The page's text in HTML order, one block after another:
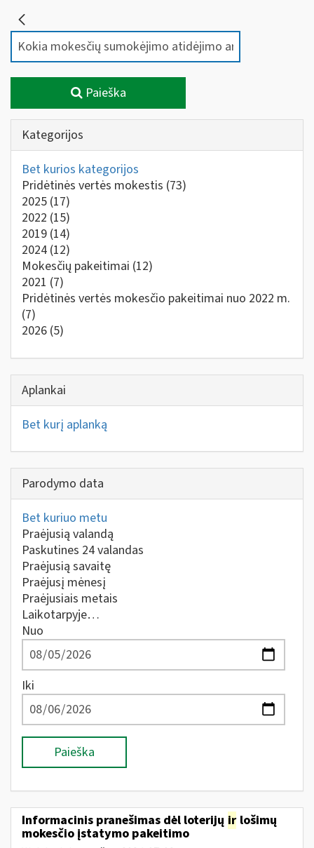
Paieška
Kategorijos
Bet kurios kategorijos
Pridėtinės vertės mokestis (73)
2025 (17)
2022 (15)
2019 (14)
2024 (12)
Mokesčių pakeitimai (12)
2021 (7)
Pridėtinės vertės mokesčio pakeitimai nuo 2022 m.
(7)
2026 (5)
Aplankai
Bet kurį aplanką
Parodymo data
Bet kuriuo metu
Praėjusią valandą
Paskutines 24 valandas
Praėjusią savaitę
Praėjusį mėnesį
Praėjusiais metais
Laikotarpyje…
Nuo
Iki
Paieška
Informacinis pranešimas dėl loterijų ir lošimų
mokesčio įstatymo pakeitimo